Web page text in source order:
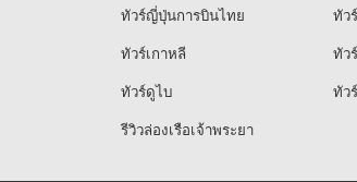
ทัวร์ญี่ปุ่นการบินไทย
ทัว
ทัวร์เกาหลี
ทัว
ทัวร์ดูไบ
ทัว
รีวิวล่องเรือเจ้าพระยา